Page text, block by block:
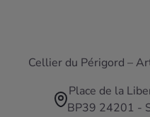
Cellier du Périgord –
Place de la
BP39 24201 -